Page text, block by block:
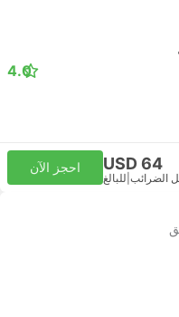
4.0
USD 64
الضرائب للبالغ
احجز الآن